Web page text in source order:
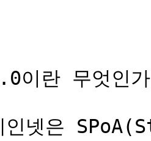
이란 무엇인
인넷은